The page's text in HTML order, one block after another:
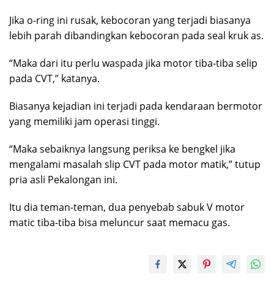
Jika o-ring ini rusak, kebocoran yang terjadi biasanya
lebih parah dibandingkan kebocoran pada seal kruk as.
“Maka dari itu perlu waspada jika motor tiba-tiba selip
pada CVT,” katanya.
Biasanya kejadian ini terjadi pada kendaraan bermotor
yang memiliki jam operasi tinggi.
“Maka sebaiknya langsung periksa ke bengkel jika
mengalami masalah slip CVT pada motor matik,” tutup
pria asli Pekalongan ini.
Itu dia teman-teman, dua penyebab sabuk V motor
matic tiba-tiba bisa meluncur saat memacu gas.